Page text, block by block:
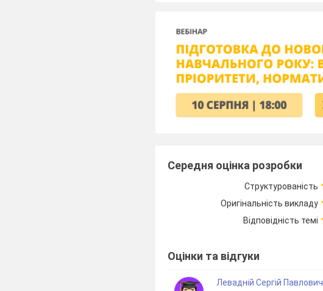
Середня оцінка розробки
Структурованість
Оригінальність викладу
Відповідність темі
Оцінки та відгуки
Левадній Сергій Павлович